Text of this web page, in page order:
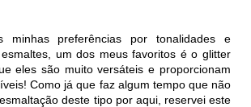
minhas preferências por tonalidades e
um dos meus favoritos é o glitter
eles são muito versáteis e proporcionam
Como já que faz algum tempo que não
deste tipo por aqui, reservei este